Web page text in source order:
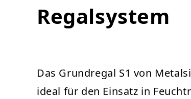
Regalsystem
Das Grundregal S1 von
ideal für den Einsatz in